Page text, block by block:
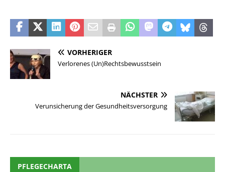
VORHERIGER
Verlorenes (Un)Rechtsbewusstsein
NÄCHSTER
Verunsicherung der Gesundheitsversorgung
PFLEGECHARTA